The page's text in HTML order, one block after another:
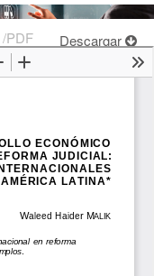
/PDF Descargar